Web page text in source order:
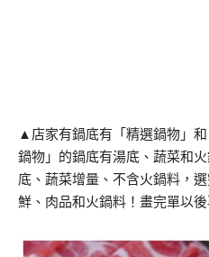
▲店家有鍋底有「精選鍋物」
鍋物」的鍋底有湯底、蔬菜和
底、蔬菜增量、不含火鍋料，
鮮、肉品和火鍋料！畫完單以後